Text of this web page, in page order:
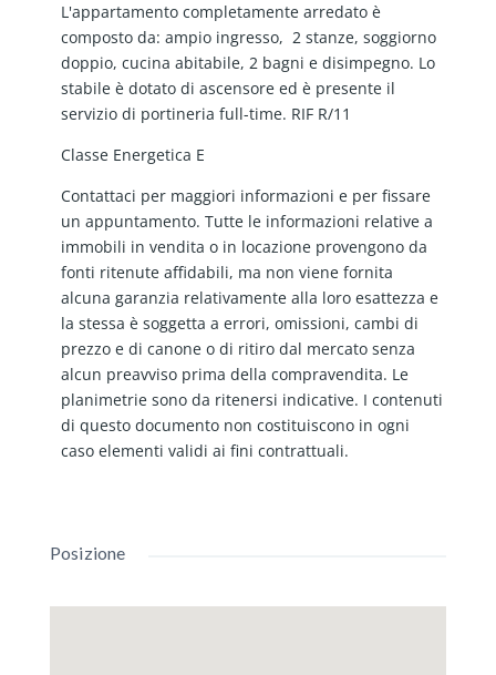
L'appartamento completamente arredato è
composto da: ampio ingresso, 2 stanze, soggiorno
doppio, cucina abitabile, 2 bagni e disimpegno. Lo
stabile è dotato di ascensore ed è presente il
servizio di portineria full-time. RIF R/11
Classe Energetica E
Contattaci per maggiori informazioni e per fissare
un appuntamento. Tutte le informazioni relative a
immobili in vendita o in locazione provengono da
fonti ritenute affidabili, ma non viene fornita
alcuna garanzia relativamente alla loro esattezza e
la stessa è soggetta a errori, omissioni, cambi di
prezzo e di canone o di ritiro dal mercato senza
alcun preavviso prima della compravendita. Le
planimetrie sono da ritenersi indicative. I contenuti
di questo documento non costituiscono in ogni
caso elementi validi ai fini contrattuali.
Posizione